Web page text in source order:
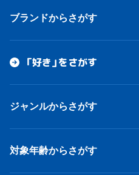
ブランドからさがす
「好き」をさがす
ジャンルからさがす
対象年齢からさがす